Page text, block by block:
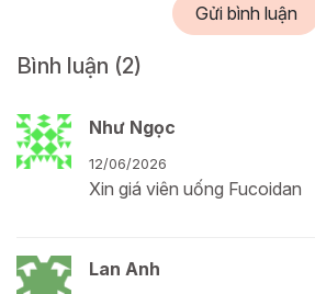
Gửi bình luận
Bình luận (2)
Như Ngọc
12/06/2026
Xin giá viên uống Fucoidan
Lan Anh